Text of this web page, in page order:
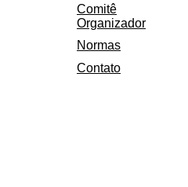
Comitê
Organizador
Normas
Contato